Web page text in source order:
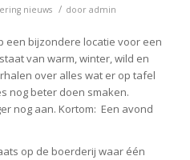
nieuws / door admin
een bijzondere locatie voor een
van warm, winter, wild en
over alles wat er op tafel
nog beter doen smaken.
nog aan. Kortom: Een avond
op de boerderij waar één